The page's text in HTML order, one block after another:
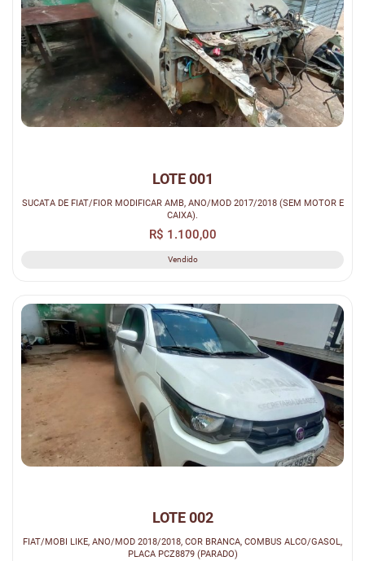
LOTE 001
SUCATA DE FIAT/FIOR MODIFICAR AMB, ANO/MOD 2017/2018 (SEM MOTOR E
CAIXA).
R$ 1.100,00
Vendido
LOTE 002
FIAT/MOBI LIKE, ANO/MOD 2018/2018, COR BRANCA, COMBUS ALCO/GASOL,
PLACA PCZ8879 (PARADO)